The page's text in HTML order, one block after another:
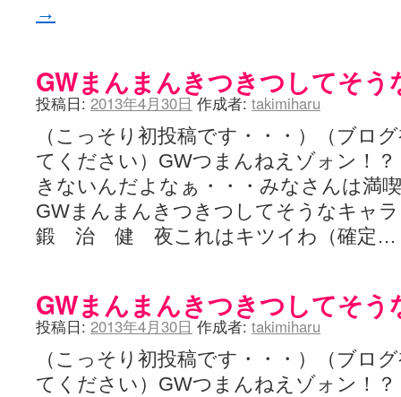
→
GWまんまんきつきつしてそう
投稿日: 2013年4月30日 作成者: takimiharu
（こっそり初投稿です・・・）（ブロ
てください）GWつまんねえゾォン！
きないんだよなぁ・・・みなさんは満
GWまんまんきつきつしてそうなキャ
鍛 治 健 夜これはキツイわ（確定…
GWまんまんきつきつしてそう
投稿日: 2013年4月30日 作成者: takimiharu
（こっそり初投稿です・・・）（ブロ
てください）GWつまんねえゾォン！